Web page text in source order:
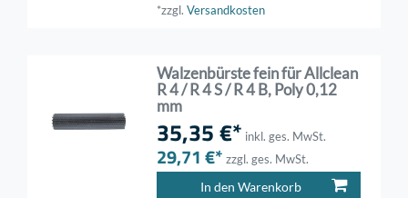
*zzgl.Versandkosten
Walzenbürste fein für Allclean
R 4 / R 4 S / R 4 B, Poly 0,12
mm
35,35 €* inkl. ges. MwSt.
29,71 €* zzgl. ges. MwSt.
In den Warenkorb